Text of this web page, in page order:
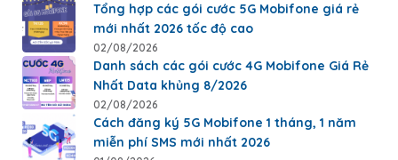
Tổng hợp các gói cước 5G Mobifone giá rẻ
mới nhất 2026 tốc độ cao
02/08/2026
Danh sách các gói cước 4G Mobifone Giá Rẻ
Nhất Data khủng 8/2026
02/08/2026
Cách đăng ký 5G Mobifone 1 tháng, 1 năm
miễn phí SMS mới nhất 2026